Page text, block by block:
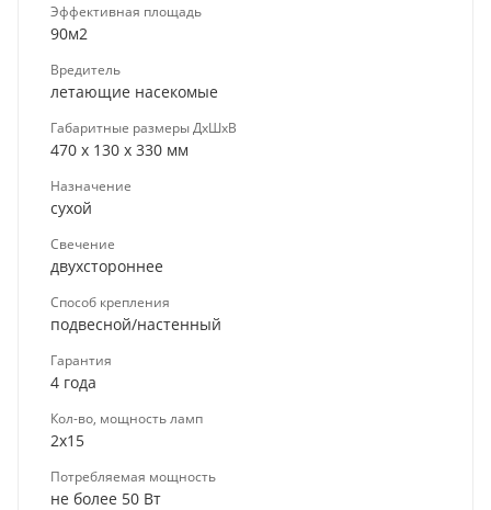
Эффективная площадь
90м2
Вредитель
летающие насекомые
Габаритные размеры ДхШхВ
470 x 130 x 330 мм
Назначение
сухой
Свечение
двухстороннее
Способ крепления
подвесной/настенный
Гарантия
4 года
Кол-во, мощность ламп
2x15
Потребляемая мощность
не более 50 Вт